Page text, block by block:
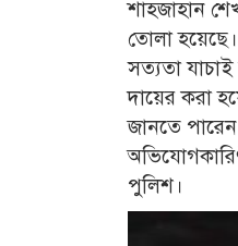
শাহজাহান
তোলা
সত্যতা
দায়ের করা
জানতে
পুলিশ।